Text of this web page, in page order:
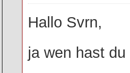
Hallo Svrn,
ja wen hast